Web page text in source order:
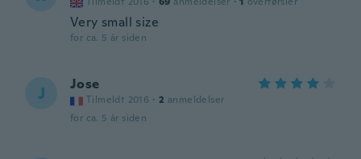
Very small size
for ca. 5 år siden
J Jose
Tilmeldt 2016 · 2 anmeldelser
for ca. 5 år siden